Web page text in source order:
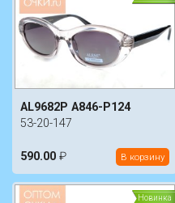
AL9682P A846-P124
53-20-147
590.00 ₽ В корзину
Новинка